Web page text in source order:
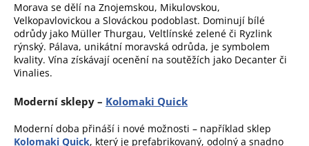
Morava se dělí na Znojemskou, Mikulovskou,
Velkopavlovickou a Slováckou podoblast. Dominují bílé
odrůdy jako Müller Thurgau, Veltlínské zelené či Ryzlink
rýnský. Pálava, unikátní moravská odrůda, je symbolem
kvality. Vína získávají ocenění na soutěžích jako Decanter či
Vinalies.
Moderní sklepy – Kolomaki Quick
Moderní doba přináší i nové možnosti – například sklep
Kolomaki Quick, který je prefabrikovaný, odolný a snadno